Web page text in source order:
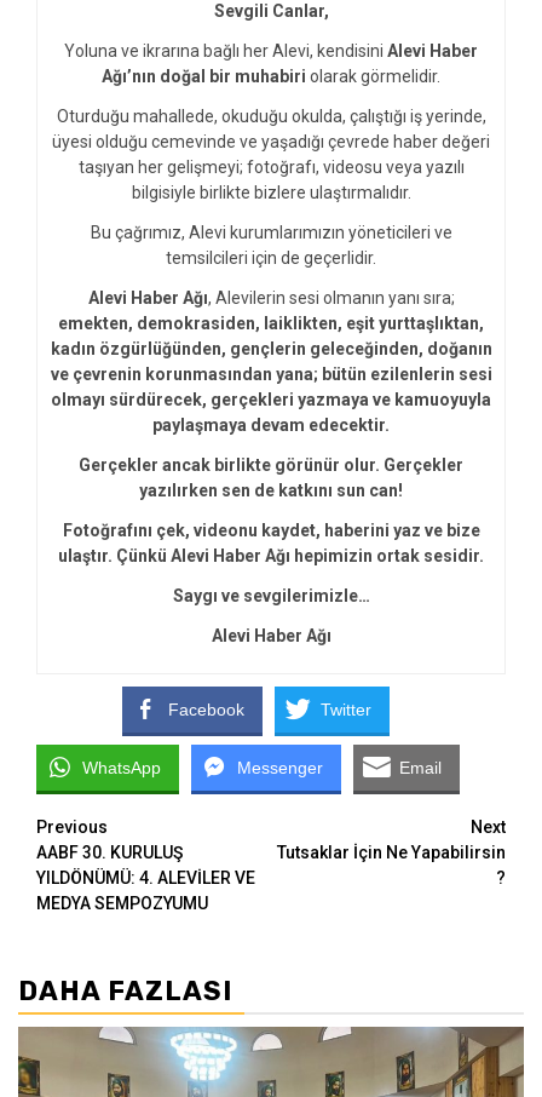
Sevgili Canlar,
Yoluna ve ikrarına bağlı her Alevi, kendisini Alevi Haber
Ağı’nın doğal bir muhabiri olarak görmelidir.
Oturduğu mahallede, okuduğu okulda, çalıştığı iş yerinde,
üyesi olduğu cemevinde ve yaşadığı çevrede haber değeri
taşıyan her gelişmeyi; fotoğrafı, videosu veya yazılı
bilgisiyle birlikte bizlere ulaştırmalıdır.
Bu çağrımız, Alevi kurumlarımızın yöneticileri ve
temsilcileri için de geçerlidir.
Alevi Haber Ağı, Alevilerin sesi olmanın yanı sıra;
emekten, demokrasiden, laiklikten, eşit yurttaşlıktan,
kadın özgürlüğünden, gençlerin geleceğinden, doğanın
ve çevrenin korunmasından yana; bütün ezilenlerin sesi
olmayı sürdürecek, gerçekleri yazmaya ve kamuoyuyla
paylaşmaya devam edecektir.
Gerçekler ancak birlikte görünür olur. Gerçekler
yazılırken sen de katkını sun can!
Fotoğrafını çek, videonu kaydet, haberini yaz ve bize
ulaştır. Çünkü Alevi Haber Ağı hepimizin ortak sesidir.
Saygı ve sevgilerimizle…
Alevi Haber Ağı
Facebook Twitter
WhatsApp Messenger Email
Continue
Reading
Previous
AABF 30. KURULUŞ
YILDÖNÜMÜ: 4. ALEVİLER VE
MEDYA SEMPOZYUMU
Next
Tutsaklar İçin Ne Yapabilirsin
?
DAHA FAZLASI